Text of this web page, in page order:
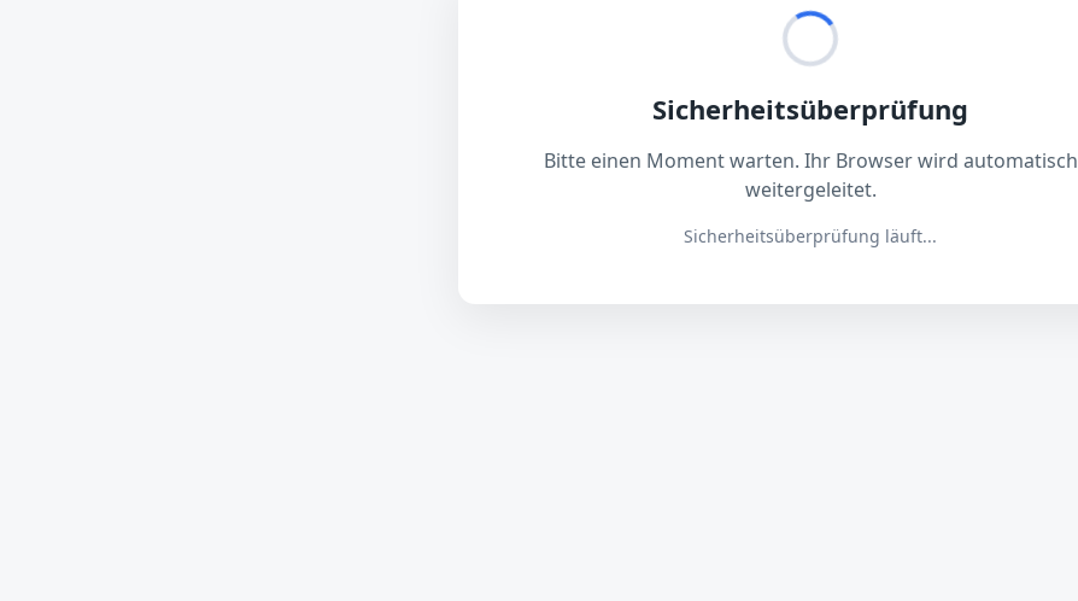
Sicherheitsüberprüfung
Bitte einen Moment warten. Ihr Browser wird automatisch
weitergeleitet.
Sicherheitsüberprüfung läuft...